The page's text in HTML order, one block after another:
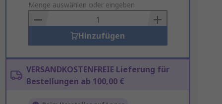
to
Basket
Menge auswählen oder eingeben
Hinzufügen
VERSANDKOSTENFREIE Lieferung für
Bestellungen ab 100,00 €